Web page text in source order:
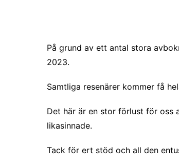
På grund av ett antal stora
2023.
Samtliga resenärer kommer få
Det här är en stor förlust för oss
likasinnade.
Tack för ert stöd och all den